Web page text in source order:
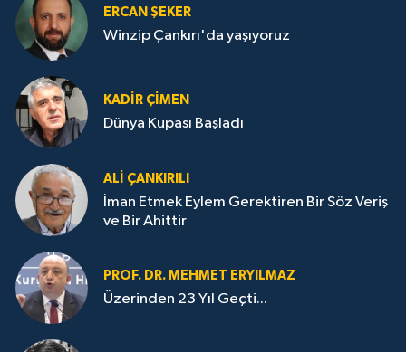
ERCAN ŞEKER
Winzip Çankırı'da yaşıyoruz
KADIR ÇIMEN
Dünya Kupası Başladı
ALI ÇANKIRILI
İman Etmek Eylem Gerektiren Bir Söz Veriş
ve Bir Ahittir
PROF. DR. MEHMET ERYILMAZ
Üzerinden 23 Yıl Geçti...